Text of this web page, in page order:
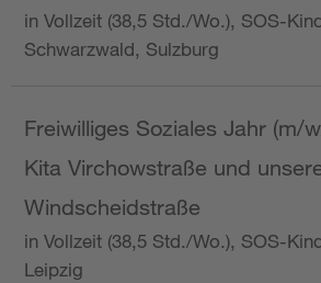
in Vollzeit (38,5 Std./Wo.), SOS-
Schwarzwald, Sulzburg
Freiwilliges Soziales Jahr (m/
Kita Virchowstraße und
Windscheidstraße
in Vollzeit (38,5 Std./Wo.), SOS-
Leipzig